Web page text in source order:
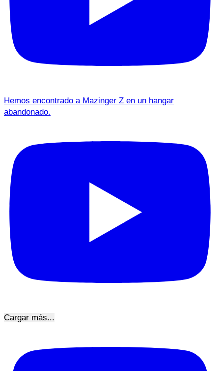
Hemos encontrado a Mazinger Z en un hangar
abandonado.
Cargar más...